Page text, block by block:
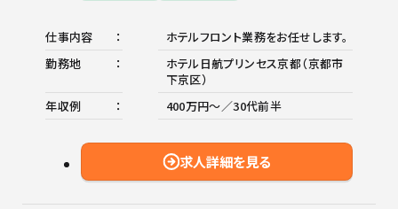
仕事内容
ホテルフロント業務をお任せします。
勤務地
ホテル日航プリンセス京都（京都市
下京区）
年収例
400万円～／30代前半
求人詳細を見る